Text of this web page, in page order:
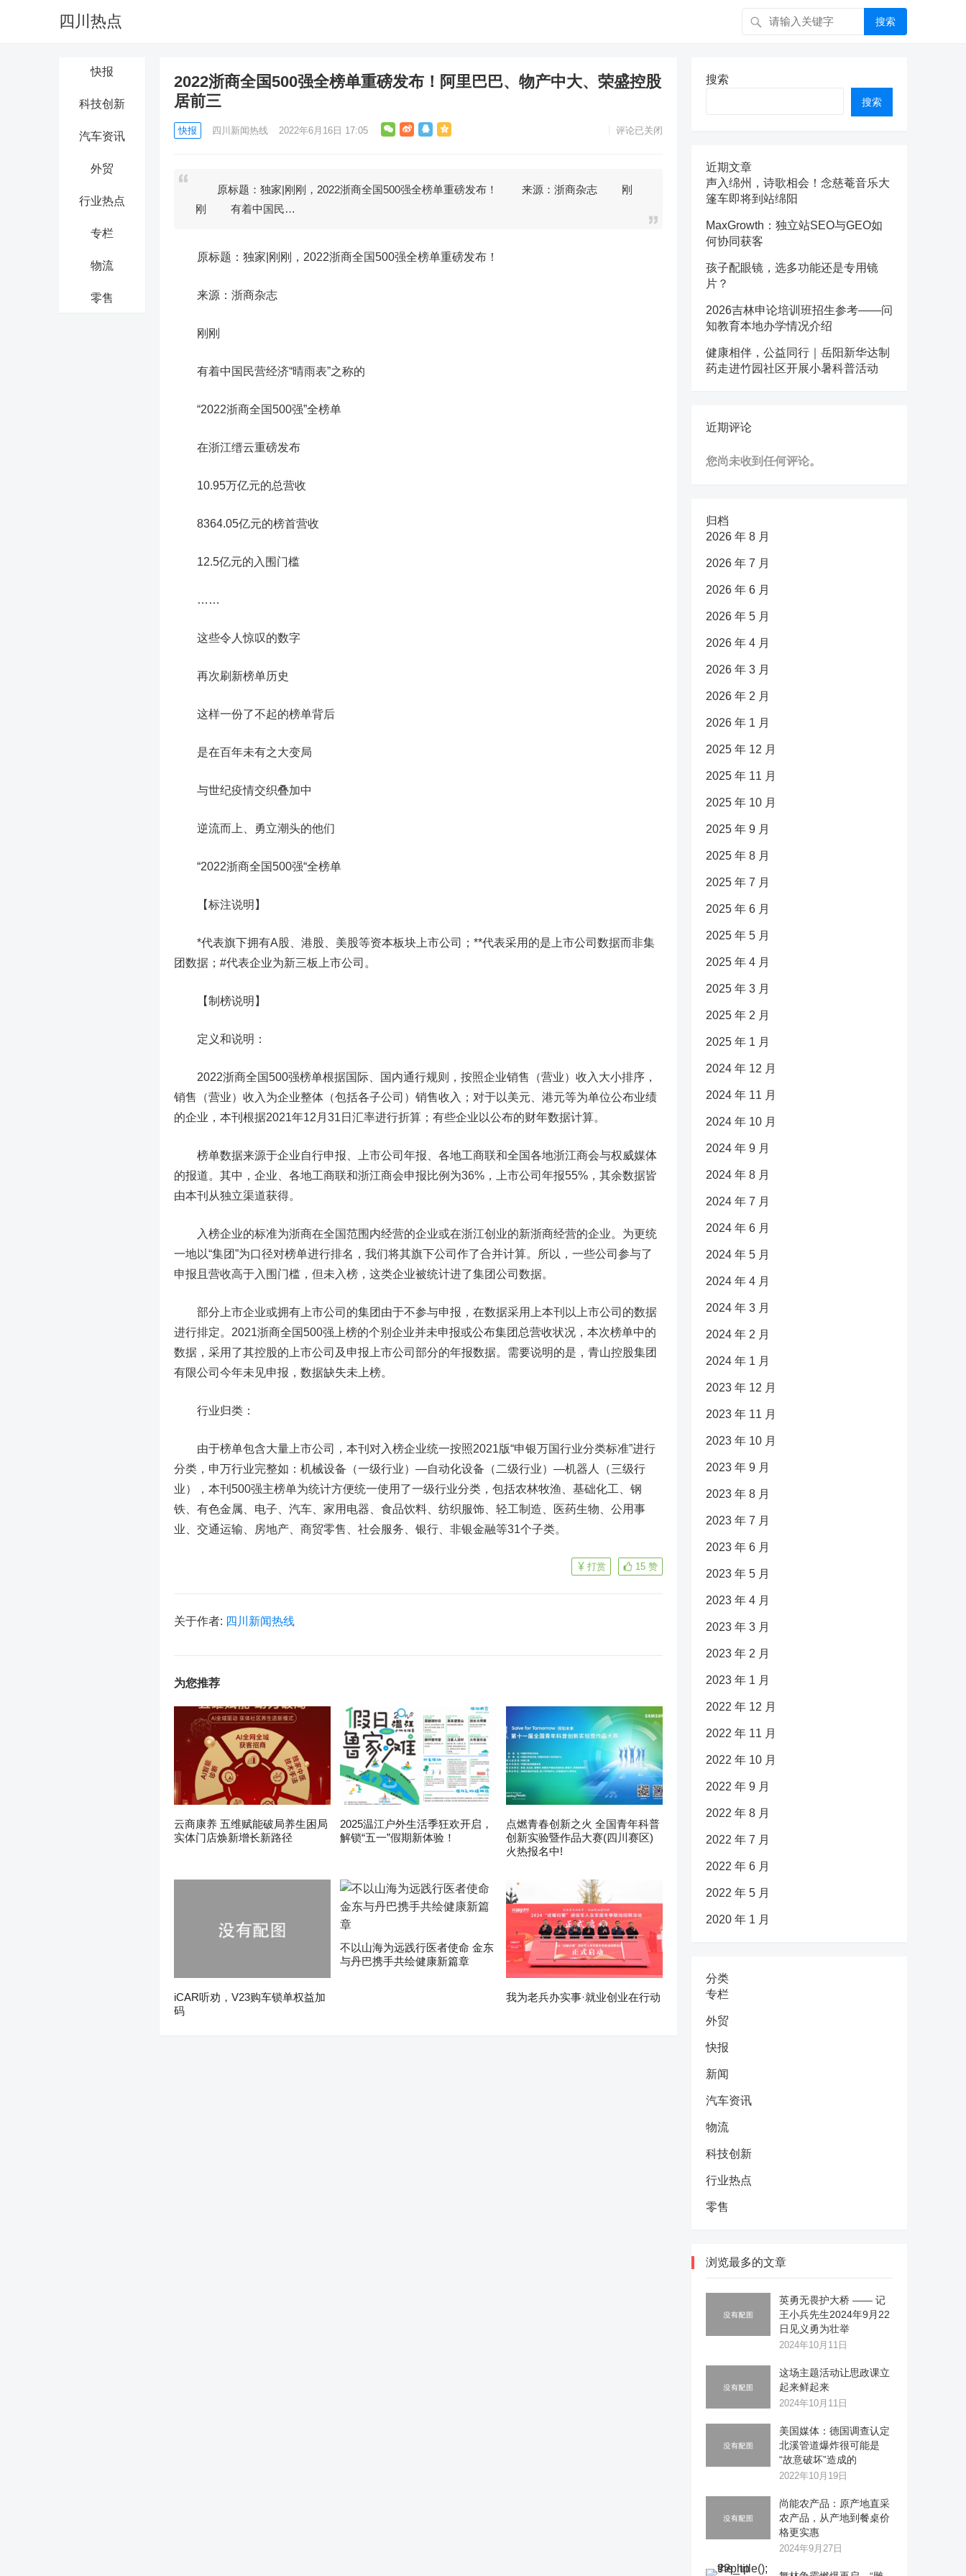
四川热点 搜索
快报
科技创新
汽车资讯
外贸
行业热点
专栏
物流
零售
2022浙商全国500强全榜单重磅发布！阿里巴巴、物产中大、荣盛控股
居前三
快报 四川新闻热线 2022年6月16日 17:05 评论已关闭
原标题：独家|刚刚，2022浙商全国500强全榜单重磅发布！ 来源：浙商杂志 刚
刚 有着中国民…
原标题：独家|刚刚，2022浙商全国500强全榜单重磅发布！
来源：浙商杂志
刚刚
有着中国民营经济“晴雨表”之称的
“2022浙商全国500强”全榜单
在浙江缙云重磅发布
10.95万亿元的总营收
8364.05亿元的榜首营收
12.5亿元的入围门槛
……
这些令人惊叹的数字
再次刷新榜单历史
这样一份了不起的榜单背后
是在百年未有之大变局
与世纪疫情交织叠加中
逆流而上、勇立潮头的他们
“2022浙商全国500强“全榜单
【标注说明】
*代表旗下拥有A股、港股、美股等资本板块上市公司；**代表采用的是上市公司数据而非集
团数据；#代表企业为新三板上市公司。
【制榜说明】
定义和说明：
2022浙商全国500强榜单根据国际、国内通行规则，按照企业销售（营业）收入大小排序，
销售（营业）收入为企业整体（包括各子公司）销售收入；对于以美元、港元等为单位公布业绩
的企业，本刊根据2021年12月31日汇率进行折算；有些企业以公布的财年数据计算。
榜单数据来源于企业自行申报、上市公司年报、各地工商联和全国各地浙江商会与权威媒体
的报道。 其中，企业、各地工商联和浙江商会申报比例为36%，上市公司年报55%，其余数据皆
由本刊从独立渠道获得。
入榜企业的标准为浙商在全国范围内经营的企业或在浙江创业的新浙商经营的企业。为更统
一地以“集团”为口径对榜单进行排名，我们将其旗下公司作了合并计算。所以，一些公司参与了
申报且营收高于入围门槛，但未入榜，这类企业被统计进了集团公司数据。
部分上市企业或拥有上市公司的集团由于不参与申报，在数据采用上本刊以上市公司的数据
进行排定。2021浙商全国500强上榜的个别企业并未申报或公布集团总营收状况，本次榜单中的
数据，采用了其控股的上市公司及申报上市公司部分的年报数据。需要说明的是，青山控股集团
有限公司今年未见申报，数据缺失未上榜。
行业归类：
由于榜单包含大量上市公司，本刊对入榜企业统一按照2021版“申银万国行业分类标准”进行
分类，申万行业完整如：机械设备（一级行业）—自动化设备（二级行业）—机器人
（三级行
业），本刊500强主榜单为统计方便统一使用了一级行业分类，包括农林牧渔、基础化工、钢
铁、有色金属、电子、汽车、家用电器、食品饮料、纺织服饰、轻工制造、医药生物、公用事
业、交通运输、房地产、商贸零售、社会服务、银行、非银金融等31个子类。
15 赞
打赏
关于作者: 四川新闻热线
为您推荐
云商康养 五维赋能破局养生困局
实体门店焕新增长新路径
2025温江户外生活季狂欢开启，
解锁“五一”假期新体验！
点燃青春创新之火 全国青年科普
创新实验暨作品大赛(四川赛区)
火热报名中!
iCAR听劝，V23购车锁单权益加
码
不以山海为远践行医者使命 金东
与丹巴携手共绘健康新篇章
我为老兵办实事·就业创业在行动
搜索
搜索
近期文章
声入绵州，诗歌相会！念慈菴音乐大
篷车即将到站绵阳
MaxGrowth：独立站SEO与GEO如
何协同获客
孩子配眼镜，选多功能还是专用镜
片？
2026吉林申论培训班招生参考——问
知教育本地办学情况介绍
健康相伴，公益同行｜岳阳新华达制
药走进竹园社区开展小暑科普活动
近期评论
您尚未收到任何评论。
归档
2026 年 8 月
2026 年 7 月
2026 年 6 月
2026 年 5 月
2026 年 4 月
2026 年 3 月
2026 年 2 月
2026 年 1 月
2025 年 12 月
2025 年 11 月
2025 年 10 月
2025 年 9 月
2025 年 8 月
2025 年 7 月
2025 年 6 月
2025 年 5 月
2025 年 4 月
2025 年 3 月
2025 年 2 月
2025 年 1 月
2024 年 12 月
2024 年 11 月
2024 年 10 月
2024 年 9 月
2024 年 8 月
2024 年 7 月
2024 年 6 月
2024 年 5 月
2024 年 4 月
2024 年 3 月
2024 年 2 月
2024 年 1 月
2023 年 12 月
2023 年 11 月
2023 年 10 月
2023 年 9 月
2023 年 8 月
2023 年 7 月
2023 年 6 月
2023 年 5 月
2023 年 4 月
2023 年 3 月
2023 年 2 月
2023 年 1 月
2022 年 12 月
2022 年 11 月
2022 年 10 月
2022 年 9 月
2022 年 8 月
2022 年 7 月
2022 年 6 月
2022 年 5 月
2020 年 1 月
分类
专栏
外贸
快报
新闻
汽车资讯
物流
科技创新
行业热点
零售
浏览最多的文章
英勇无畏护大桥 —— 记
王小兵先生2024年9月22
日见义勇为壮举
2024年10月11日
这场主题活动让思政课立
起来鲜起来
2024年10月11日
美国媒体：德国调查认定
北溪管道爆炸很可能是
“故意破坏”造成的
2022年10月19日
尚能农产品：原产地直采
农产品，从产地到餐桌价
格更实惠
2024年9月27日